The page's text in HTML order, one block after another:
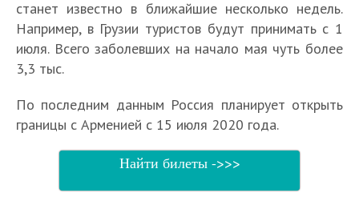
станет известно в ближайшие несколько недель.
Например, в Грузии туристов будут принимать с 1
июля. Всего заболевших на начало мая чуть более
3,3 тыс.
По последним данным Россия планирует открыть
границы с Арменией с 15 июля 2020 года.
Найти билеты ->>>